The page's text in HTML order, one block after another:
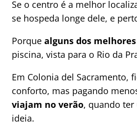
Se o centro é a melhor
se hospeda longe dele, e
Porque alguns dos
piscina, vista para o Rio da
Em Colonia del Sacramento,
conforto, mas pagando
viajam no verão, quando
ideia.